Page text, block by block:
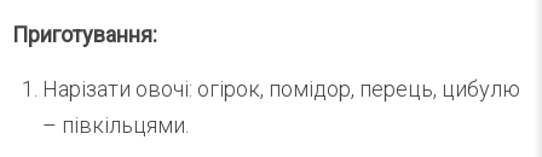
Приготування:
Нарізати овочі: огірок, помідор, перець, цибулю
– півкільцями.